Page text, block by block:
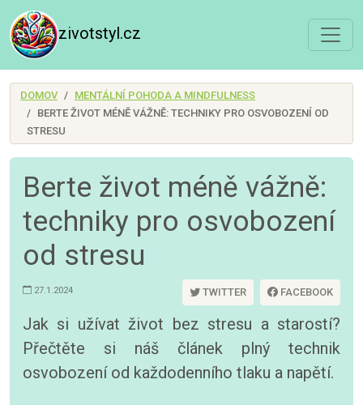
zivotstyl.cz
DOMOV
MENTÁLNÍ POHODA A MINDFULNESS
BERTE ŽIVOT MÉNĚ VÁŽNĚ: TECHNIKY PRO OSVOBOZENÍ OD
STRESU
Berte život méně vážně:
techniky pro osvobození
od stresu
27.1.2024 TWITTER FACEBOOK
Jak si užívat život bez stresu a starostí?
Přečtěte si náš článek plný technik
osvobození od každodenního tlaku a napětí.